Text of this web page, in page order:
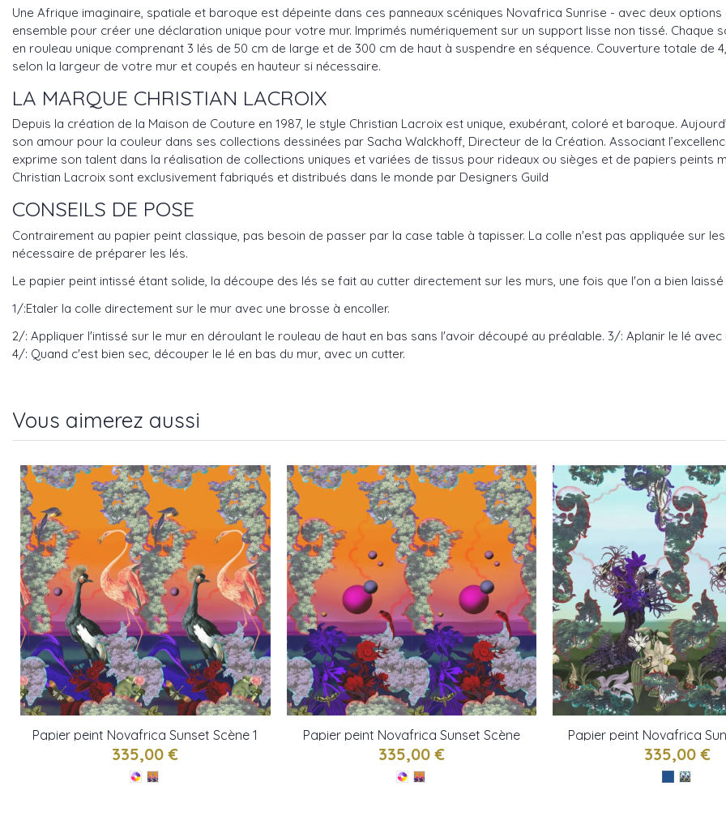
Une Afrique imaginaire, spatiale et baroque est dépeinte dans ces panneaux scéniques Novafrica Sunrise - avec deux
ensemble pour créer une déclaration unique pour votre mur. Imprimés numériquement sur un support lisse non tissé. Chaque
en rouleau unique comprenant 3 lés de 50 cm de large et de 300 cm de haut à suspendre en séquence. Couverture totale de
selon la largeur de votre mur et coupés en hauteur si nécessaire.
LA MARQUE CHRISTIAN LACROIX
Depuis la création de la Maison de Couture en 1987, le style Christian Lacroix est unique, exubérant, coloré et baroque.
son amour pour la couleur dans ses collections dessinées par Sacha Walckhoff, Directeur de la Création. Associant
exprime son talent dans la réalisation de collections uniques et variées de tissus pour rideaux ou sièges et de papiers peints
Christian Lacroix sont exclusivement fabriqués et distribués dans le monde par Designers Guild
CONSEILS DE POSE
Contrairement au papier peint classique, pas besoin de passer par la case table à tapisser. La colle n'est pas appliquée sur
nécessaire de préparer les lés.
Le papier peint intissé étant solide, la découpe des lés se fait au cutter directement sur les murs, une fois que l'on a bien laissé
1/:Etaler la colle directement sur le mur avec une brosse à encoller.
2/: Appliquer l'intissé sur le mur en déroulant le rouleau de haut en bas sans l'avoir découpé au préalable. 3/: Aplanir le lé
4/: Quand c'est bien sec, découper le lé en bas du mur, avec un cutter.
Vous aimerez aussi
Papier peint Novafrica Sunset Scène 1
de Christian Lacroix
335,00 €
Papier peint Novafrica Sunset Scène
2 de Christian Lacroix
335,00 €
Papier peint Novafrica
2 de Christian
335,00 €